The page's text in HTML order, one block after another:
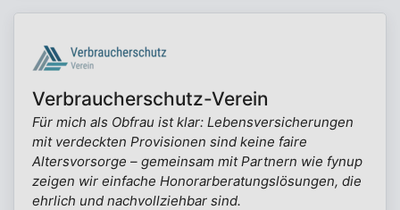
Verbraucherschutz-Verein
Für mich als Obfrau ist klar: Lebensversicherungen
mit verdeckten Provisionen sind keine faire
Altersvorsorge – gemeinsam mit Partnern wie fynup
zeigen wir einfache Honorarberatungslösungen, die
ehrlich und nachvollziehbar sind.